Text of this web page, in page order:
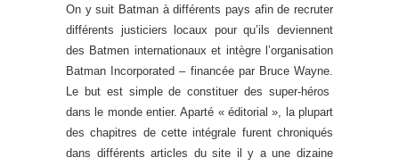
On y suit Batman à différents pays afin de recruter
différents justiciers locaux pour qu’ils deviennent
des Batmen internationaux et intègre l’organisation
Batman Incorporated – financée par Bruce Wayne.
Le but est simple de constituer des super-héros
dans le monde entier. Aparté « éditorial », la plupart
des chapitres de cette intégrale furent chroniqués
dans différents articles du site il y a une dizaine